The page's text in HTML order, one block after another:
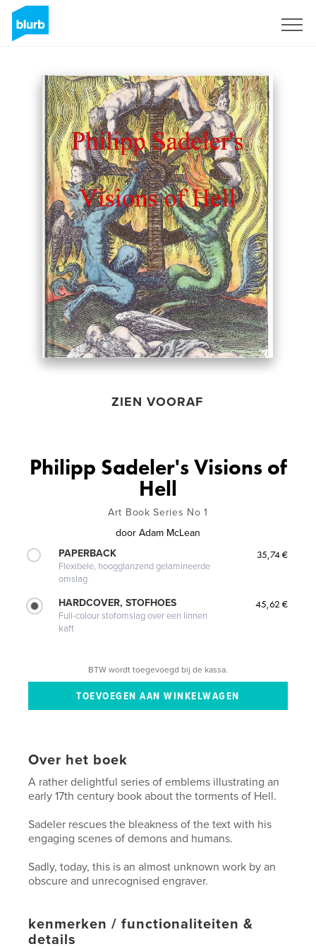
ZIEN VOORAF
Philipp Sadeler's Visions of
Hell
Art Book Series No 1
door Adam McLean
PAPERBACK
Flexibele, hoogglanzend gelamineerde
omslag
35,74 €
HARDCOVER, STOFHOES
Full-colour stofomslag over een linnen
kaft
45,62 €
BTW wordt toegevoegd bij de kassa.
Over het boek
A rather delightful series of emblems illustrating an
early 17th century book about the torments of Hell.
Sadeler rescues the bleakness of the text with his
engaging scenes of demons and humans.
Sadly, today, this is an almost unknown work by an
obscure and unrecognised engraver.
kenmerken / functionaliteiten &
details